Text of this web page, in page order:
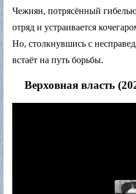
Чежиян, потрясённый
отряд и устраивается
Но, столкнувшись с
встаёт на путь борьбы.
Верховная власть